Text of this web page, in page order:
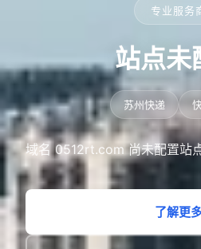
专业服务
站点未
苏州快递
域名 0512rt.com 尚未配置站
了解更